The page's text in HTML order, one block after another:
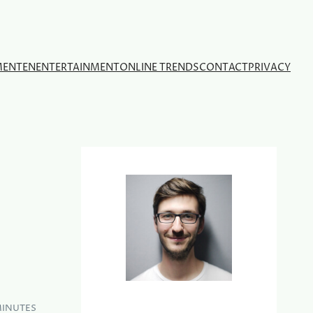
ENTERTAINMENTONLINE TRENDSCONTACTPRIVACY